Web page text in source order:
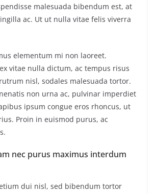
malesuada bibendum est, at
ac. Ut ut nulla vitae felis viverra
elementum mi non laoreet.
vitae nulla dictum, ac tempus risus
nisl, sodales malesuada tortor.
non urna ac, pulvinar imperdiet
ipsum congue eros rhoncus, ut
Proin in euismod purus, ac
nec purus maximus interdum
dui nisl, sed bibendum tortor